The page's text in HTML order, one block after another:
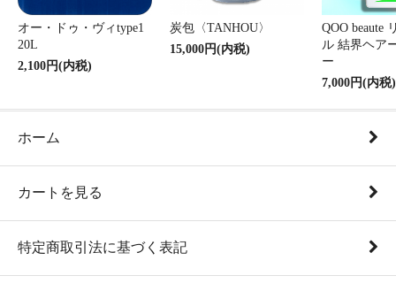
オー・ドゥ・ヴィtype1
20L
2,100円(内税)
炭包〈TANHOU〉
15,000円(内税)
QOO beaute
ル 結界ヘア
ー
7,000円(内税)
ホーム
カートを見る
特定商取引法に基づく表記